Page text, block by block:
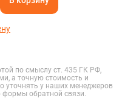
по смыслу ст. 435 ГК РФ,
а точную стоимость и
уточнять у наших менеджеров
обратной связи.